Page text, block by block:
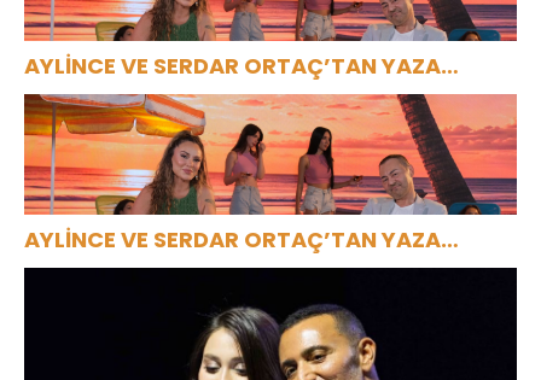
AYLİNCE VE SERDAR ORTAÇ’TAN YAZA
“ROMANTİK AŞK” BOMBASI!
AYLİNCE VE SERDAR ORTAÇ’TAN YAZA
“ROMANTİK AŞK” BOMBASI!